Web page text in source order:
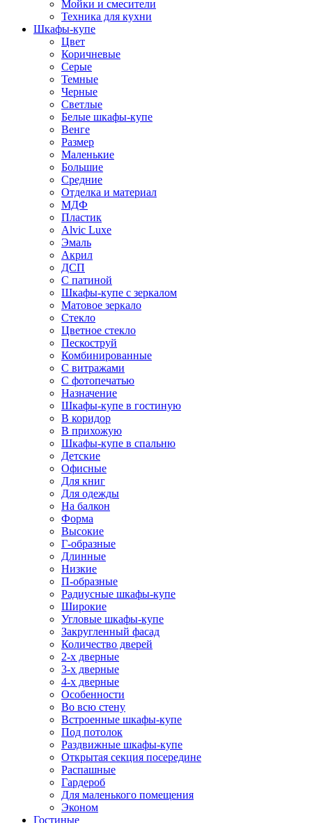
Мойки и смесители
Техника для кухни
Шкафы-купе
Цвет
Коричневые
Серые
Темные
Черные
Светлые
Белые шкафы-купе
Венге
Размер
Маленькие
Большие
Средние
Отделка и материал
МДФ
Пластик
Alvic Luxe
Эмаль
Акрил
ДСП
С патиной
Шкафы-купе с зеркалом
Матовое зеркало
Стекло
Цветное стекло
Пескоструй
Комбинированные
С витражами
С фотопечатью
Назначение
Шкафы-купе в гостиную
В коридор
В прихожую
Шкафы-купе в спальню
Детские
Офисные
Для книг
Для одежды
На балкон
Форма
Высокие
Г-образные
Длинные
Низкие
П-образные
Радиусные шкафы-купе
Широкие
Угловые шкафы-купе
Закругленный фасад
Количество дверей
2-х дверные
3-х дверные
4-х дверные
Особенности
Во всю стену
Встроенные шкафы-купе
Под потолок
Раздвижные шкафы-купе
Открытая секция посередине
Распашные
Гардероб
Для маленького помещения
Эконом
Гостиные